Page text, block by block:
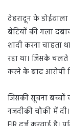
देहरादून के डोईवाला
बेटियों की गला
शादी करना चाहता
रहा था। जिसके चलते
करने के बाद आरोपी
जिसकी सूचना बच्चों
नजदीकी चौकी में